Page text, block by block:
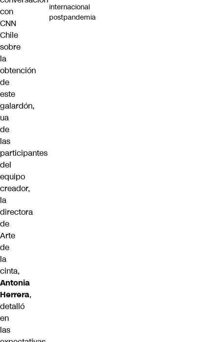
con
CNN
Chile
sobre
la
obtención
de
este
galardón,
ua
de
las
participantes
del
equipo
creador,
la
directora
de
Arte
de
la
cinta,
Antonia
Herrera,
detalló
en
las
internacional
postpandemia